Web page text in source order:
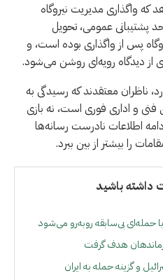
واگذاری مدیریت نیروگاه
پشتیبانی عمومی، تحویل
پس از واگذاری بوده است، و
از دیدگاه رویه‌ای روشن می‌شود.
ناظران معتقدند که رسیدگی به
فنی و اداری فوری است، نه بازی
اطلاعات نادرست رسانه‌ها
را بیشتر از بین ببرد.
باشید
حمله‌ای بی‌سابقه روبه‌رو می‌شود
هدف گرفت
و گزینه حمله به ایران